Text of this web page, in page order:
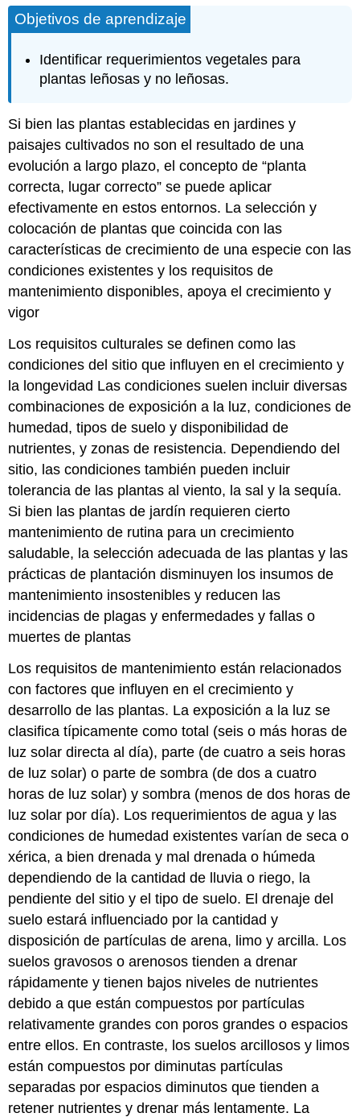
Objetivos de aprendizaje
Identificar requerimientos vegetales para
plantas leñosas y no leñosas.
Si bien las plantas establecidas en jardines y
paisajes cultivados no son el resultado de una
evolución a largo plazo, el concepto de “planta
correcta, lugar correcto” se puede aplicar
efectivamente en estos entornos. La selección y
colocación de plantas que coincida con las
características de crecimiento de una especie con las
condiciones existentes y los requisitos de
mantenimiento disponibles, apoya el crecimiento y
vigor
Los requisitos culturales se definen como las
condiciones del sitio que influyen en el crecimiento y
la longevidad Las condiciones suelen incluir diversas
combinaciones de exposición a la luz, condiciones de
humedad, tipos de suelo y disponibilidad de
nutrientes, y zonas de resistencia. Dependiendo del
sitio, las condiciones también pueden incluir
tolerancia de las plantas al viento, la sal y la sequía.
Si bien las plantas de jardín requieren cierto
mantenimiento de rutina para un crecimiento
saludable, la selección adecuada de las plantas y las
prácticas de plantación disminuyen los insumos de
mantenimiento insostenibles y reducen las
incidencias de plagas y enfermedades y fallas o
muertes de plantas
Los requisitos de mantenimiento están relacionados
con factores que influyen en el crecimiento y
desarrollo de las plantas. La exposición a la luz se
clasifica típicamente como total (seis o más horas de
luz solar directa al día), parte (de cuatro a seis horas
de luz solar) o parte de sombra (de dos a cuatro
horas de luz solar) y sombra (menos de dos horas de
luz solar por día). Los requerimientos de agua y las
condiciones de humedad existentes varían de seca o
xérica, a bien drenada y mal drenada o húmeda
dependiendo de la cantidad de lluvia o riego, la
pendiente del sitio y el tipo de suelo. El drenaje del
suelo estará influenciado por la cantidad y
disposición de partículas de arena, limo y arcilla. Los
suelos gravosos o arenosos tienden a drenar
rápidamente y tienen bajos niveles de nutrientes
debido a que están compuestos por partículas
relativamente grandes con poros grandes o espacios
entre ellos. En contraste, los suelos arcillosos y limos
están compuestos por diminutas partículas
separadas por espacios diminutos que tienden a
retener nutrientes y drenar más lentamente. La